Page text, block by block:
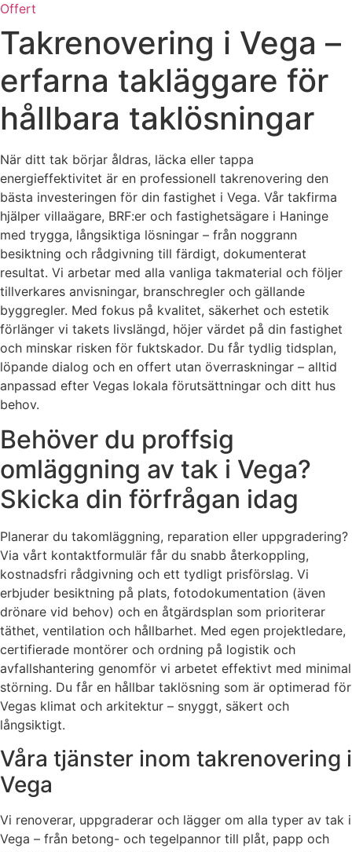
Offert
Takrenovering i Vega –
erfarna takläggare för
hållbara taklösningar
När ditt tak börjar åldras, läcka eller tappa
energieffektivitet är en professionell takrenovering den
bästa investeringen för din fastighet i Vega. Vår takfirma
hjälper villaägare, BRF:er och fastighetsägare i Haninge
med trygga, långsiktiga lösningar – från noggrann
besiktning och rådgivning till färdigt, dokumenterat
resultat. Vi arbetar med alla vanliga takmaterial och följer
tillverkares anvisningar, branschregler och gällande
byggregler. Med fokus på kvalitet, säkerhet och estetik
förlänger vi takets livslängd, höjer värdet på din fastighet
och minskar risken för fuktskador. Du får tydlig tidsplan,
löpande dialog och en offert utan överraskningar – alltid
anpassad efter Vegas lokala förutsättningar och ditt hus
behov.
Behöver du proffsig
omläggning av tak i Vega?
Skicka din förfrågan idag
Planerar du takomläggning, reparation eller uppgradering?
Via vårt kontaktformulär får du snabb återkoppling,
kostnadsfri rådgivning och ett tydligt prisförslag. Vi
erbjuder besiktning på plats, fotodokumentation (även
drönare vid behov) och en åtgärdsplan som prioriterar
täthet, ventilation och hållbarhet. Med egen projektledare,
certifierade montörer och ordning på logistik och
avfallshantering genomför vi arbetet effektivt med minimal
störning. Du får en hållbar taklösning som är optimerad för
Vegas klimat och arkitektur – snyggt, säkert och
långsiktigt.
Våra tjänster inom takrenovering i
Vega
Vi renoverar, uppgraderar och lägger om alla typer av tak i
Vega – från betong- och tegelpannor till plåt, papp och